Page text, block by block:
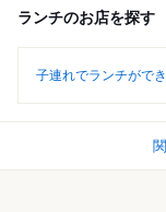
ランチのお店を探す
子連れでランチがで